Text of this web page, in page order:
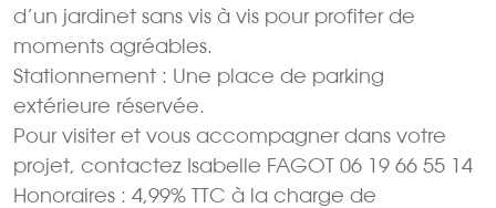
d’un jardinet sans vis à vis pour profiter de
moments agréables.
Stationnement : Une place de parking
extérieure réservée.
Pour visiter et vous accompagner dans votre
projet, contactez Isabelle FAGOT 06 19 66 55 14
Honoraires : 4,99% TTC à la charge de